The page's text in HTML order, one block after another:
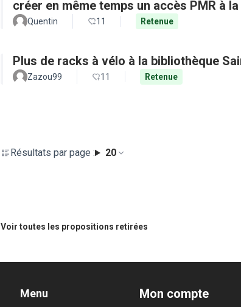
créer en même temps un accès PMR à
Quentin 11 Retenue
Plus de racks à vélo à la bibliothèque
Zazou99 11 Retenue
Résultats par page : 20
Voir toutes les propositions retirées
Menu Mon compte